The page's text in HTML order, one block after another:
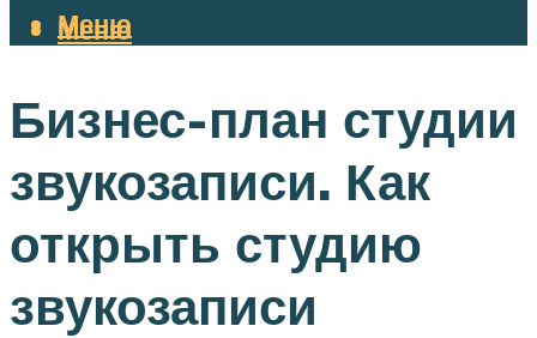
Меню
Меню
Бизнес-план студии
звукозаписи. Как
открыть студию
звукозаписи